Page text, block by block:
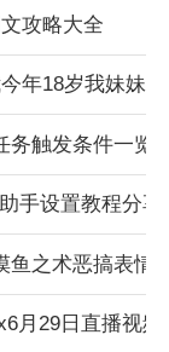
户隐私和数据
、驾驶人等广
事务办理、驾
除地域限制，
攻略大全
年18岁我妹妹
触发条件一览
手设置教程分享
鱼之术恶搞表情
月29日直播视频